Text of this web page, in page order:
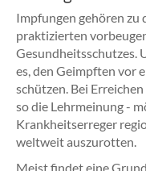
Impfungen gehören zu
praktizierten
Gesundheitsschutzes.
es, den Geimpften vor
schützen. Bei
so die Lehrmeinung -
Krankheitserreger
weltweit auszurotten.
Meist findet eine